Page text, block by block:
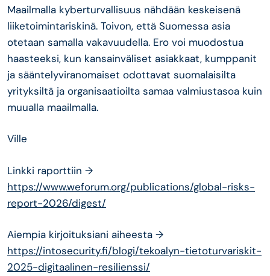
Maailmalla kyberturvallisuus nähdään keskeisenä
liiketoimintariskinä. Toivon, että Suomessa asia
otetaan samalla vakavuudella. Ero voi muodostua
haasteeksi, kun kansainväliset asiakkaat, kumppanit
ja sääntelyviranomaiset odottavat suomalaisilta
yrityksiltä ja organisaatioilta samaa valmiustasoa kuin
muualla maailmalla.
Ville
Linkki raporttiin →
https://www.weforum.org/publications/global-risks-
report-2026/digest/
Aiempia kirjoituksiani aiheesta →
https://intosecurity.fi/blogi/tekoalyn-tietoturvariskit-
2025-digitaalinen-resilienssi/